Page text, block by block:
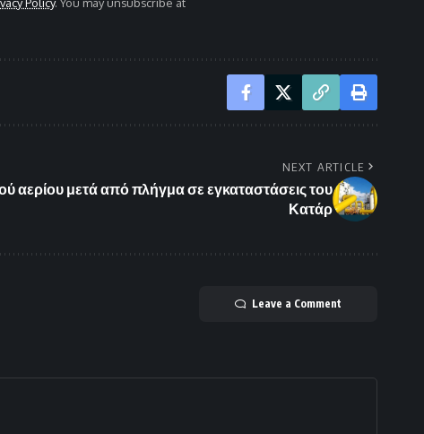
NEXT ARTICLE
αερίου μετά από πλήγμα σε εγκαταστάσεις του
Κατάρ
Leave a Comment